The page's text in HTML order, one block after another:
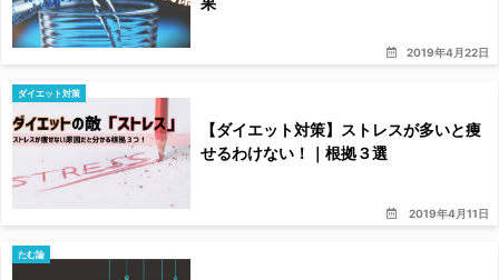
2019年4月22日
2019年4月11日
ダイエット対策
【ダイエット対策】ストレスが多いと痩
せるわけない！｜根拠３選
たむ論